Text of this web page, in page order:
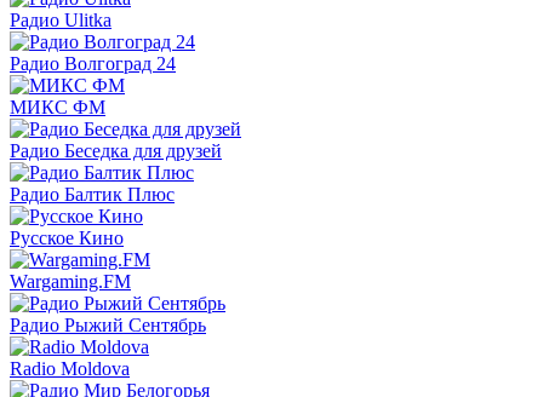
Радио Ulitka
Радио Волгоград 24
МИКС ФМ
Радио Беседка для друзей
Радио Балтик Плюс
Русское Кино
Wargaming.FM
Радио Рыжий Сентябрь
Radio Moldova